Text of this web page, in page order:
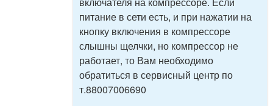
питание в сети есть, и при нажатии на
кнопку включения в компрессоре
слышны щелчки, но компрессор не
работает, то Вам необходимо
обратиться в сервисный центр по
т.88007006690